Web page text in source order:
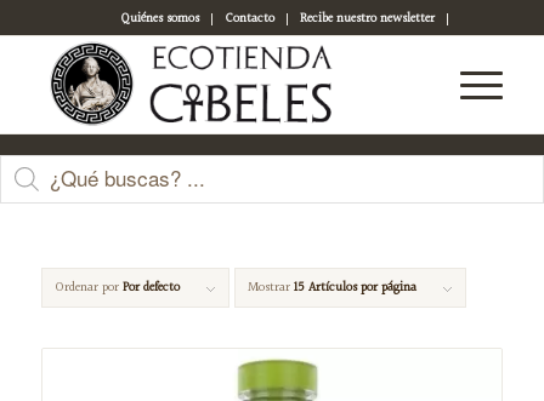
Quiénes somos Contacto
Recibe nuestro newsletter
Acceso a tu cuenta
superficies
Ordenar porPor defecto Mostrar15 Artículos por página